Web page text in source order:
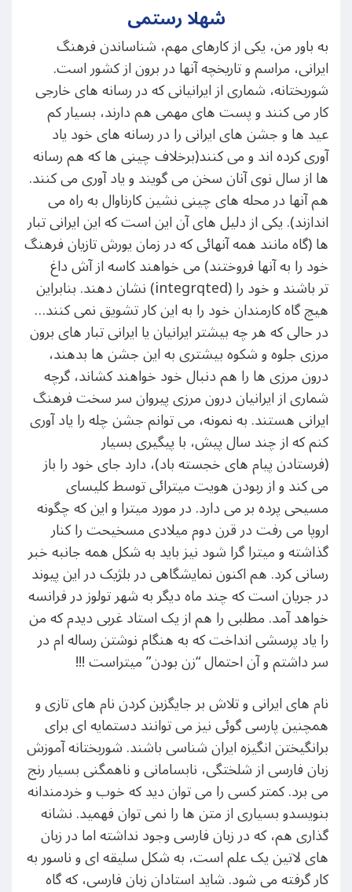
شهلا رستمی
به باور من، یکی از کارهای مهم، شناساندن فرهنگ
ایرانی، مراسم و تاریخچه آنها در برون از کشور است.
شوربختانه، شماری از ایرانیانی که در رسانه های خارجی
کار می کنند و پست های مهمی هم دارند، بسیار کم
عید ها و جشن های ایرانی را در رسانه های خود یاد
آوری کرده اند و می کنند(برخلاف چینی ها که هم رسانه
ها از سال نوی آنان سخن می گویند و یاد آوری می کنند.
هم آنها در محله های چینی نشین کارناوال به راه می
اندازند). یکی از دلیل های آن این است که این ایرانی تبار
ها (گاه مانند همه آنهائی که در زمان یورش تازیان فرهنگ
خود را به آنها فروختند) می خواهند کاسه از آش داغ
تر باشند و خود را (integrqted) نشان دهند. بنابراین
هیچ گاه کارمندان خود را به این کار تشویق نمی کنند…
در حالی که هر چه بیشتر ایرانیان یا ایرانی تبار های برون
مرزی جلوه و شکوه بیشتری به این جشن ها بدهند،
درون مرزی ها را هم دنبال خود خواهند کشاند، گرچه
شماری از ایرانیان درون مرزی پیروان سر سخت فرهنگ
ایرانی هستند. به نمونه، می توانم جشن چله را یاد آوری
کنم که از چند سال پیش، با پیگیری بسیار
(فرستادن پیام های خجسته باد)، دارد جای خود را باز
می کند و از ربودن هویت میترائی توسط کلیسای
مسیحی پرده بر می دارد. در مورد میترا و این که چگونه
اروپا می رفت در قرن دوم میلادی مسخیحت را کنار
گذاشته و میترا گرا شود نیز باید به شکل همه جانبه خبر
رسانی کرد. هم اکنون نمایشگاهی در بلژیک در این پیوند
در جریان است که چند ماه دیگر به شهر تولوز در فرانسه
خواهد آمد. مطلبی را هم از یک استاد غربی دیدم که من
را یاد پرسشی انداخت که به هنگام نوشتن رساله ام در
سر داشتم و آن احتمال “زن بودن” میتراست !!!
نام های ایرانی و تلاش بر جایگزین کردن نام های تازی و
همچنین پارسی گوئی نیز می توانند دستمایه ای برای
برانگیختن انگیزه ایران شناسی باشند. شوربختانه آموزش
زبان فارسی از شلختگی، نابسامانی و ناهمگنی بسیار رنج
می برد. کمتر کسی را می توان دید که خوب و خردمندانه
بنویسدو بسیاری از متن ها را نمی توان فهمید. نشانه
گذاری هم، که در زبان فارسی وجود نداشته اما در زبان
های لاتین یک علم است، به شکل سلیقه ای و ناسور به
کار گرفته می شود. شاید استادان زبان فارسی، که گاه